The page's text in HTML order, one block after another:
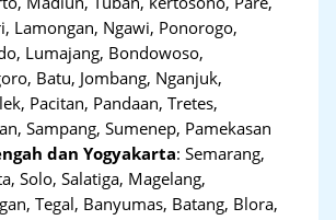
Lamongan, Ngawi, Ponorogo,
Lumajang, Bondowoso,
Batu, Jombang, Nganjuk,
Pacitan, Pandaan, Tretes,
Sampang, Sumenep, Pamekasan
dan Yogyakarta:Semarang,
Solo, Salatiga, Magelang,
Tegal, Banyumas, Batang, Blora,